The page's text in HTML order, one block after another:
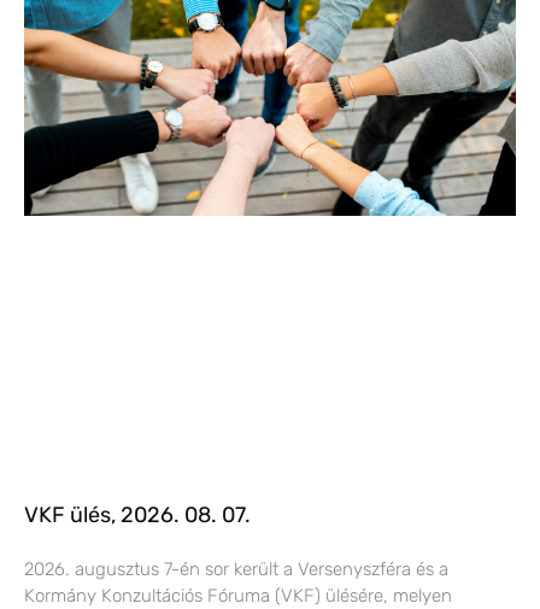
VKF ülés, 2026. 08. 07.
2026. augusztus 7-én sor került a Versenyszféra és a
Kormány Konzultációs Fóruma (VKF) ülésére, melyen